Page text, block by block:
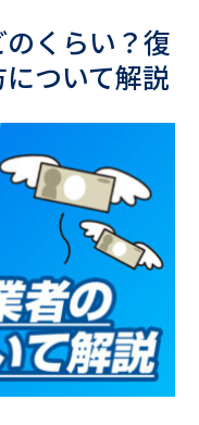
のくらい？復
について解説